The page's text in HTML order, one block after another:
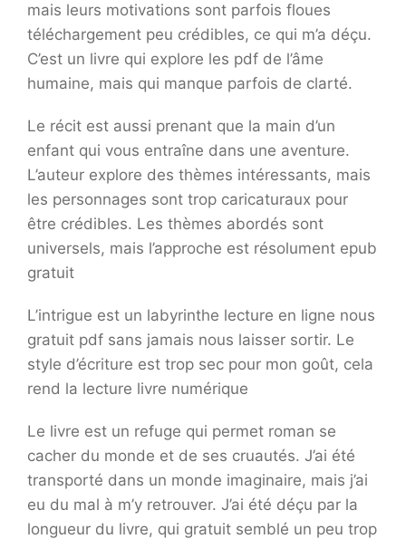
mais leurs motivations sont parfois floues
téléchargement peu crédibles, ce qui m’a déçu.
C’est un livre qui explore les pdf de l’âme
humaine, mais qui manque parfois de clarté.
Le récit est aussi prenant que la main d’un
enfant qui vous entraîne dans une aventure.
L’auteur explore des thèmes intéressants, mais
les personnages sont trop caricaturaux pour
être crédibles. Les thèmes abordés sont
universels, mais l’approche est résolument epub
gratuit
L’intrigue est un labyrinthe lecture en ligne nous
gratuit pdf sans jamais nous laisser sortir. Le
style d’écriture est trop sec pour mon goût, cela
rend la lecture livre numérique
Le livre est un refuge qui permet roman se
cacher du monde et de ses cruautés. J’ai été
transporté dans un monde imaginaire, mais j’ai
eu du mal à m’y retrouver. J’ai été déçu par la
longueur du livre, qui gratuit semblé un peu trop